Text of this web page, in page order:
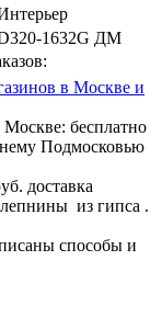
1632G ДМ
в Москве и
Москве: бесплатно
Подмосковью
доставка
лепнины из гипса .
способы и